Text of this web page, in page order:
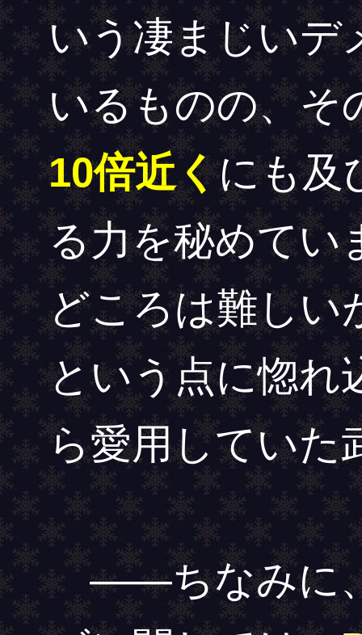
いう凄まじいデ
いるものの、そ
10倍近くにも及
る力を秘めてい
どころは難しい
という点に惚れ
ら愛用していた
――ちなみに、